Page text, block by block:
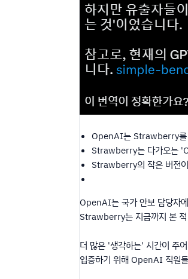
OpenAI는 Strawberry를
Strawberry는 다가오는
Strawberry의 작은 버전
OpenAI는 국가 안보 담당자
Strawberry는 지금까지 본 적
더 많은 '생각하는' 시간이 주
입증하기 위해 OpenAI 직원